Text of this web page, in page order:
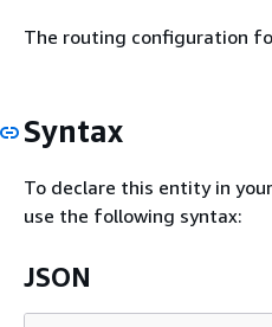
The routing configuration
Syntax
To declare this entity in
use the following syntax:
JSON